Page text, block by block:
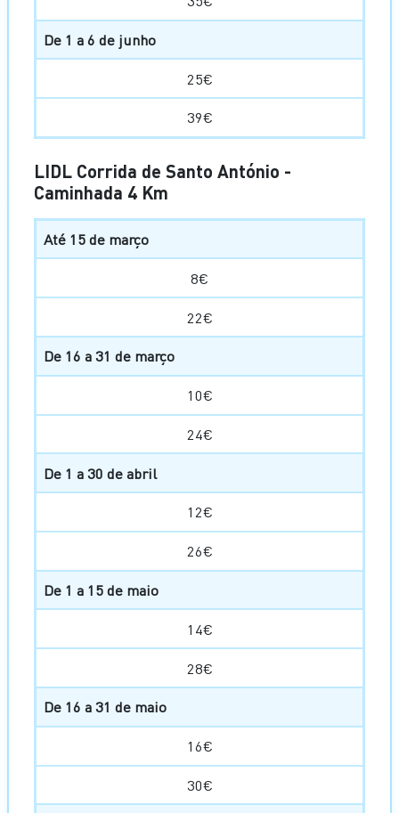
De 1 a 6 de junho
25€
39€
LIDL Corrida de Santo António -
Caminhada 4 Km
Até 15 de março
8€
22€
De 16 a 31 de março
10€
24€
De 1 a 30 de abril
12€
26€
De 1 a 15 de maio
14€
28€
De 16 a 31 de maio
16€
30€